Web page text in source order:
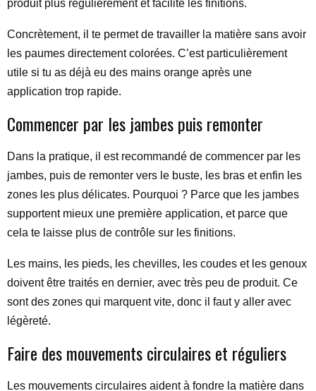
produit plus régulièrement et facilite les finitions.
Concrètement, il te permet de travailler la matière sans avoir
les paumes directement colorées. C’est particulièrement
utile si tu as déjà eu des mains orange après une
application trop rapide.
Commencer par les jambes puis remonter
Dans la pratique, il est recommandé de commencer par les
jambes, puis de remonter vers le buste, les bras et enfin les
zones les plus délicates. Pourquoi ? Parce que les jambes
supportent mieux une première application, et parce que
cela te laisse plus de contrôle sur les finitions.
Les mains, les pieds, les chevilles, les coudes et les genoux
doivent être traités en dernier, avec très peu de produit. Ce
sont des zones qui marquent vite, donc il faut y aller avec
légèreté.
Faire des mouvements circulaires et réguliers
Les mouvements circulaires aident à fondre la matière dans